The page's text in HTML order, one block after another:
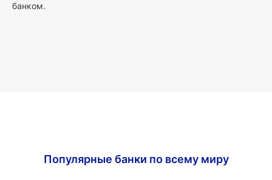
банком.
Популярные банки по всему миру